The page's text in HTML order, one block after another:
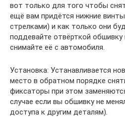
вот только для того чтобы
ещё вам придётся нижние
стрелками) и как только они
поддевайте отвёрткой
снимайте её с автомобиля.
Установка: Устанавливается
место в обратном порядке
фиксаторы при этом
случае если вы обшивку не
доступа к другим деталям).